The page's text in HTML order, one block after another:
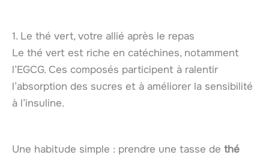
1. Le thé vert, votre allié après le repas
Le thé vert est riche en catéchines, notamment
l’EGCG. Ces composés participent à ralentir
l’absorption des sucres et à améliorer la sensibilité
à l’insuline.
Une habitude simple : prendre une tasse de thé